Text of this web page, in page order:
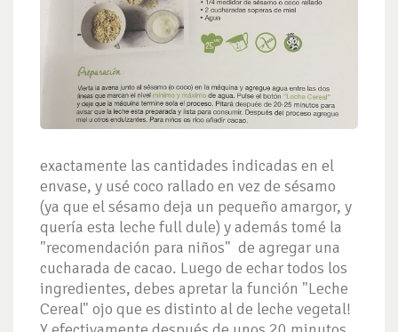
exactamente las cantidades indicadas en el
envase, y usé coco rallado en vez de sésamo
(ya que el sésamo deja un pequeño amargor, y
quería esta leche full dule) y además tomé la
"recomendación para niños" de agregar una
cucharada de cacao. Luego de echar todos los
ingredientes, debes apretar la función "Leche
Cereal" ojo que es distinto al de leche vegetal!